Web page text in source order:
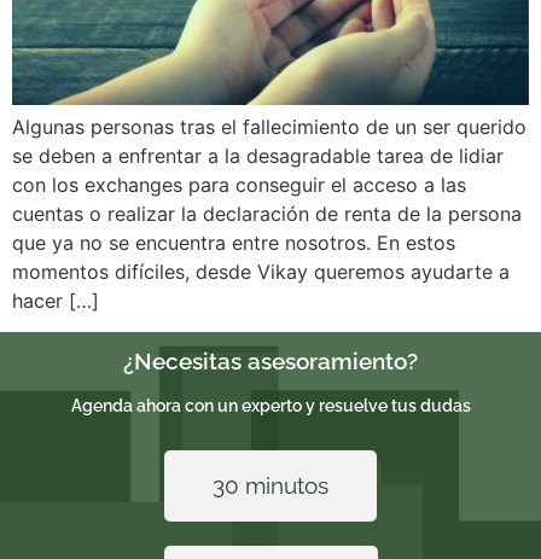
Algunas personas tras el fallecimiento de un ser querido
se deben a enfrentar a la desagradable tarea de lidiar
con los exchanges para conseguir el acceso a las
cuentas o realizar la declaración de renta de la persona
que ya no se encuentra entre nosotros. En estos
momentos difíciles, desde Vikay queremos ayudarte a
hacer […]
¿Necesitas asesoramiento?
Agenda ahora con un experto y resuelve tus dudas
30 minutos